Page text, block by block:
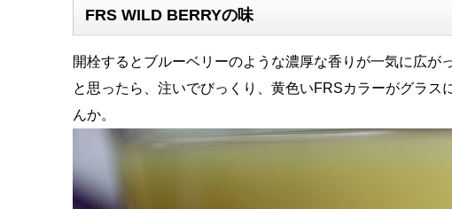
FRS WILD BERRYの味
開栓するとブルーベリーのような濃厚な香りが一気に広が
と思ったら、注いでびっくり、黄色いFRSカラーがグラス
んか。